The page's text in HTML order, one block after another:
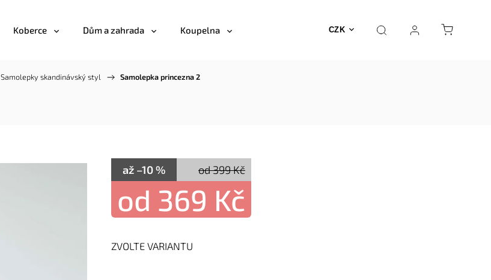
CZK
Koberce Dům a zahrada Koupelna Posilovna a fitness Fyzioterapie
Samolepky skandinávský styl / Samolepka princezna 2
od 399 Kč
až –10 %
od 369 Kč
ZVOLTE VARIANTU